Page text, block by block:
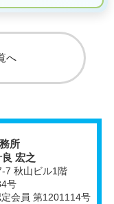
へ
所
宏之
7 秋山ビル1階
号
会員 第1201114号